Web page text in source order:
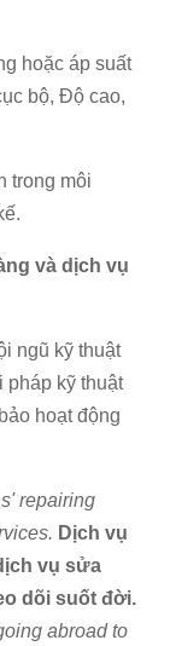
hoặc áp suất
bộ, Độ cao,
trong môi
và dịch vụ
ngũ kỹ thuật
pháp kỹ thuật
hoạt động
repairing
Dịch vụ
vụ sửa
dõi suốt đời.
abroad to